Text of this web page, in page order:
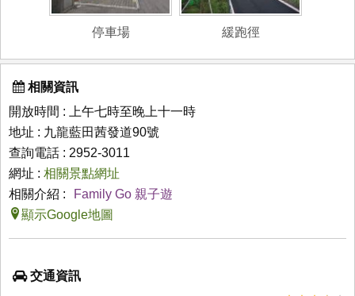
停車場 緩跑徑
相關資訊
開放時間 : 上午七時至晚上十一時
地址 : 九龍藍田茜發道90號
查詢電話 : 2952-3011
網址 : 相關景點網址
相關介紹 :
Family Go 親子遊
顯示Google地圖
交通資訊